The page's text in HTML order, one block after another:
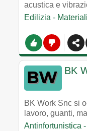
acustica e
Edilizia -
BK
BK Work Snc si
lavoro, guanti,
Antinfortunistica